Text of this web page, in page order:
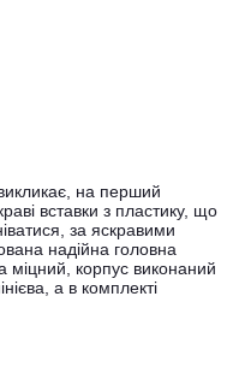
на перший
вставки з пластику, що
за яскравими
надійна головна
міцний, корпус виконаний
а в комплекті